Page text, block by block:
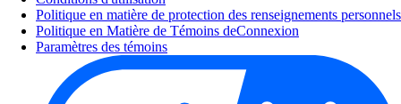
Politique en matière de protection des renseignements personnels
Politique en Matière de Témoins deConnexion
Paramètres des témoins